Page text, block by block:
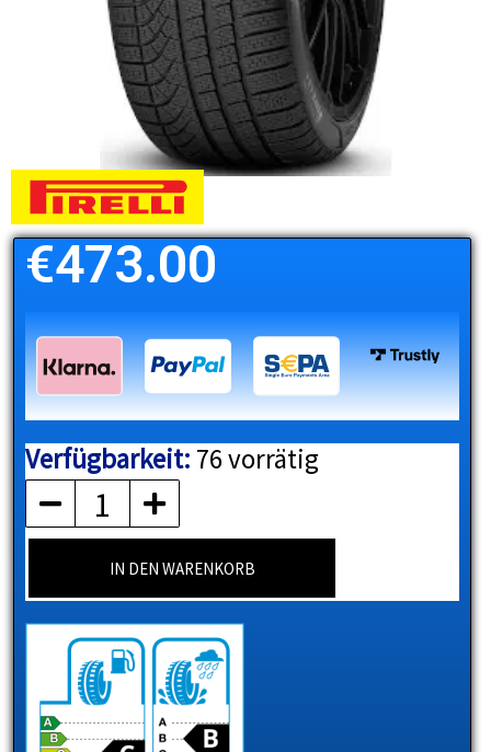
€473.00
Verfügbarkeit: 76 vorrätig
PIRELLI
Menge
IN DEN WARENKORB